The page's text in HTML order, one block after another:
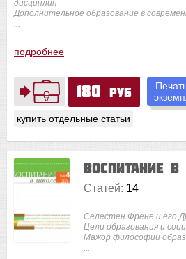
180 руб
купить отдельные статьи
дисциплин
Дополнительное образование в
подробнее
Воспитание
Статей: 14
Селестен Френе и его
Цели образования и
Мажор философии